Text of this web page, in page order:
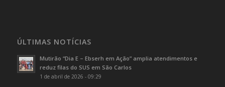
ÚLTIMAS NOTÍCIAS
Mutirão “Dia E – Ebserh em Ação” amplia atendimentos e
reduz filas do SUS em São Carlos
1 de abril de 2026 - 09:29